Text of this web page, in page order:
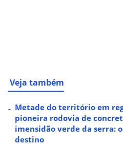
Veja também
Metade do território em
pioneira rodovia de
imensidão verde da serra:
destino